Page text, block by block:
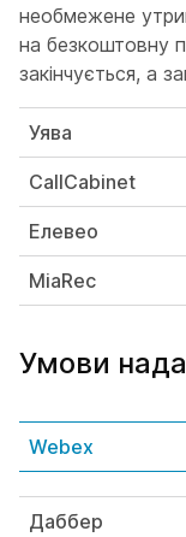
необмежене
на безкоштовну
закінчується, а
Уява
CallCabinet
Елевео
MiaRec
Умови
Webex
Даббер